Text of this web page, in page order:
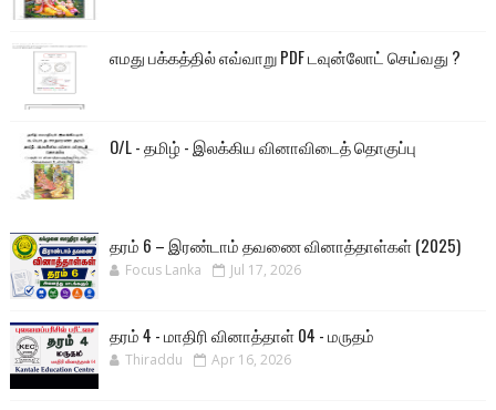
எமது பக்கத்தில் எவ்வாறு PDF டவுன்லோட் செய்வது ?
O/L - தமிழ் - இலக்கிய வினாவிடைத் தொகுப்பு
தரம் 6 – இரண்டாம் தவணை வினாத்தாள்கள் (2025)
Focus Lanka Jul 17, 2026
தரம் 4 - மாதிரி வினாத்தாள் 04 - மருதம்
Thiraddu Apr 16, 2026